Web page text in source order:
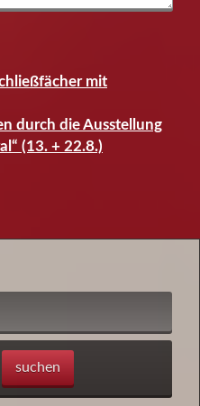
mit
durch die Ausstellung
(13. + 22.8.)